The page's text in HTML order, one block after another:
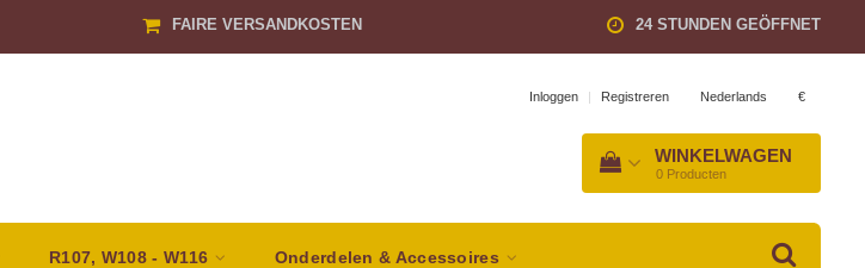
FAIRE VERSANDKOSTEN 24 STUNDEN GEÖFFNET
Inloggen | Registreren Nederlands €
WINKELWAGEN
0 Producten
R107, W108 - W116 Onderdelen & Accessoires